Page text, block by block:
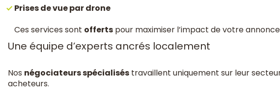
Prises de vue par drone
Ces services sont offertspour maximiser l’impact de votre
Une équipe d’experts ancrés localement
Nos négociateurs spécialisés travaillent uniquement sur leur
acheteurs.